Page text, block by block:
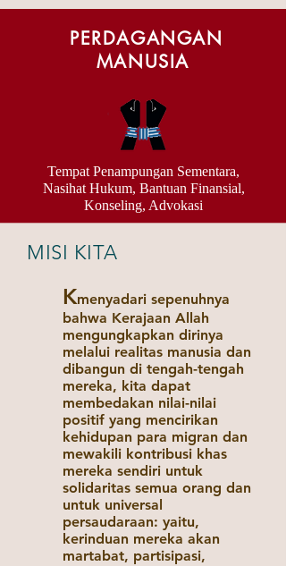
PERDAGANGAN
MANUSIA
Tempat Penampungan Sementara,
Nasihat Hukum, Bantuan Finansial,
Konseling, Advokasi
MISI KITA
Kmenyadari sepenuhnya
bahwa Kerajaan Allah
mengungkapkan dirinya
melalui realitas manusia dan
dibangun di tengah-tengah
mereka, kita dapat
membedakan nilai-nilai
positif yang mencirikan
kehidupan para migran dan
mewakili kontribusi khas
mereka sendiri untuk
solidaritas semua orang dan
untuk universal
persaudaraan: yaitu,
kerinduan mereka akan
martabat, partisipasi,